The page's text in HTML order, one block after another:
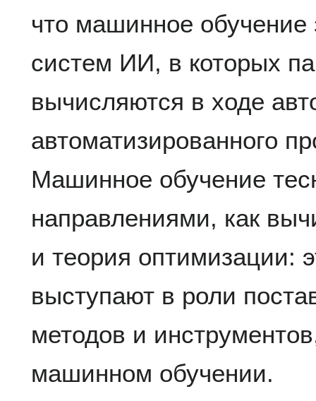
что машинное обучение
систем ИИ, в которых
вычисляются в ходе
автоматизированного
Машинное обучение
направлениями, как
и теория оптимизации:
выступают в роли
методов и
машинном обучении.